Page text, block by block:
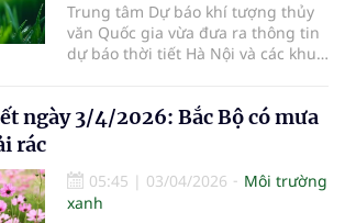
Trung tâm Dự báo khí tượng thủy
văn Quốc gia vừa đưa ra thông tin
dự báo thời tiết Hà Nội và các khu
ngày 3/4/2026: Bắc Bộ có mưa
rác
05:45 | 03/04/2026
Môi trường
xanh